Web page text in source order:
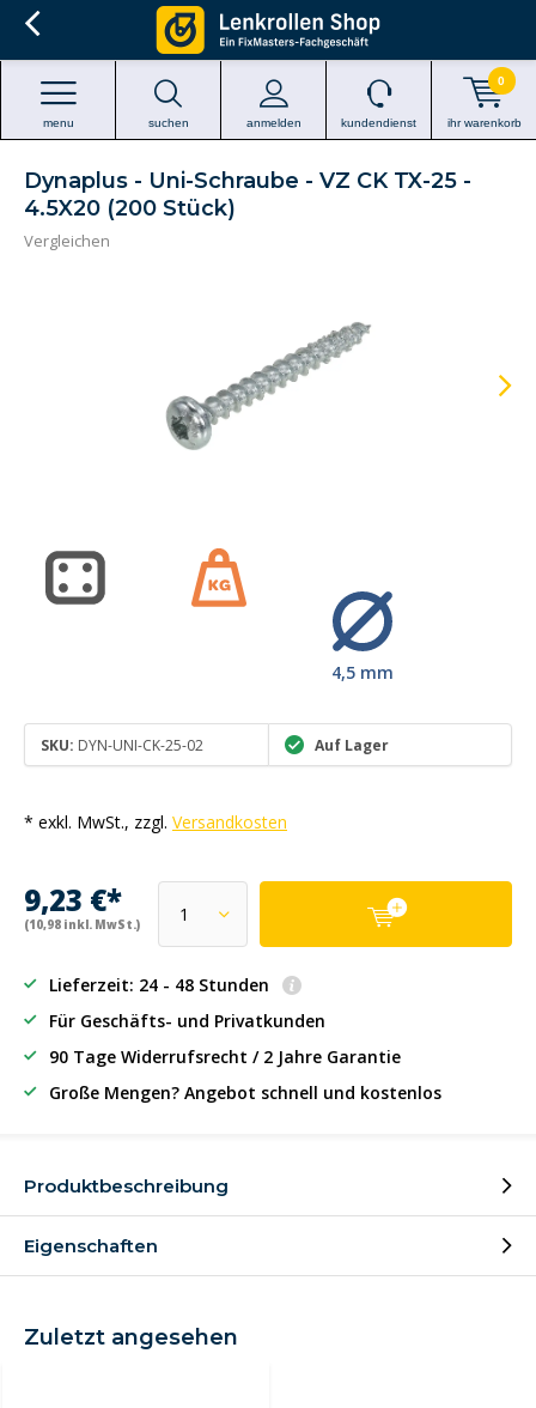
suchen anmelden
menu kundendienst ihr warenkorb
0
Dynaplus - Uni-Schraube - VZ CK TX-25 -
4.5X20 (200 Stück)
Vergleichen
4,5 mm
SKU: DYN-UNI-CK-25-02 Auf Lager
* exkl. MwSt., zzgl. Versandkosten
9,23 €*
(10,98 inkl. MwSt.)
Lieferzeit: 24 - 48 Stunden
Für Geschäfts- und Privatkunden
90 Tage Widerrufsrecht / 2 Jahre Garantie
Große Mengen? Angebot schnell und kostenlos
Produktbeschreibung
Eigenschaften
Zuletzt angesehen